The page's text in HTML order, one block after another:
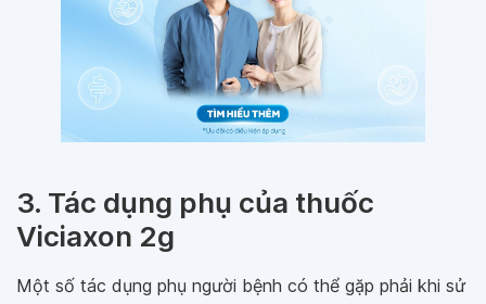
3. Tác dụng phụ của thuốc
Viciaxon 2g
Một số tác dụng phụ người bệnh có thể gặp phải khi sử